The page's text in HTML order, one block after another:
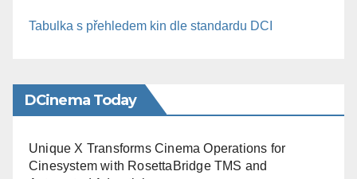
Tabulka s přehledem kin dle standardu DCI
DCinema Today
Unique X Transforms Cinema Operations for
Cinesystem with RosettaBridge TMS and